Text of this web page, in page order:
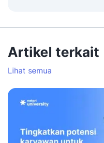
Artikel terkait
Lihat semua